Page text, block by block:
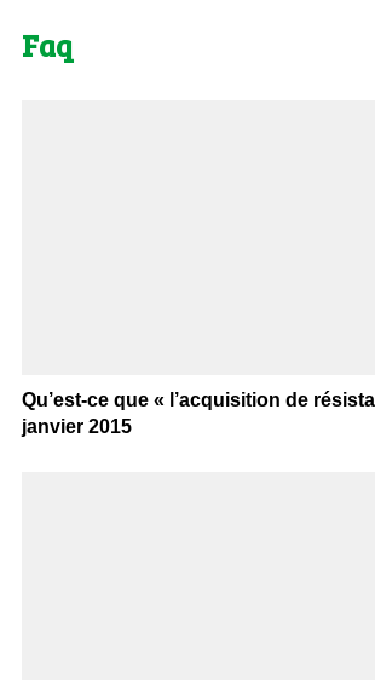
Faq
Qu’est-ce que « l’acquisition de
janvier 2015